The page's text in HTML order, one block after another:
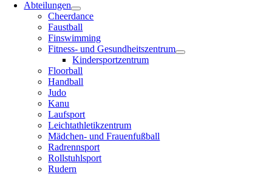
Abteilungen
Cheerdance
Faustball
Finswimming
Fitness- und Gesundheitszentrum
Kindersportzentrum
Floorball
Handball
Judo
Kanu
Laufsport
Leichtathletikzentrum
Mädchen- und Frauenfußball
Radrennsport
Rollstuhlsport
Rudern